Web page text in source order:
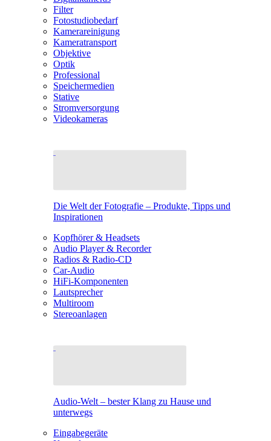
Filter
Fotostudiobedarf
Kamerareinigung
Kameratransport
Objektive
Optik
Professional
Speichermedien
Stative
Stromversorgung
Videokameras
Die Welt der Fotografie – Produkte, Tipps und
Inspirationen
Kopfhörer & Headsets
Audio Player & Recorder
Radios & Radio-CD
Car-Audio
HiFi-Komponenten
Lautsprecher
Multiroom
Stereoanlagen
Audio-Welt – bester Klang zu Hause und
unterwegs
Eingabegeräte